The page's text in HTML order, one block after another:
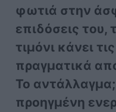
φωτιά στην
επιδόσεις του,
τιμόνι κάνει
πραγματικά
Το
προηγμένη